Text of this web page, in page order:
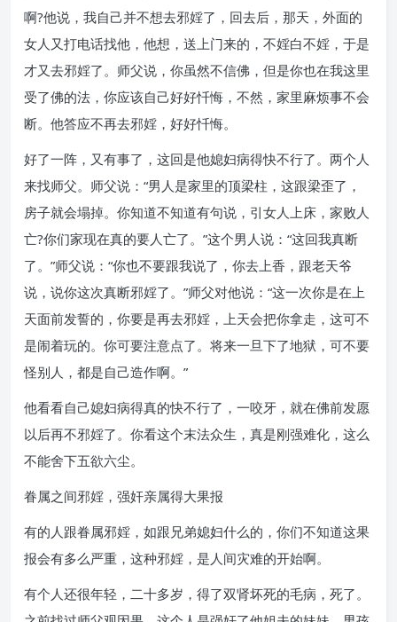
啊?他说，我自己并不想去邪婬了，回去后，那天，外面的
女人又打电话找他，他想，送上门来的，不婬白不婬，于是
才又去邪婬了。师父说，你虽然不信佛，但是你也在我这里
受了佛的法，你应该自己好好忏悔，不然，家里麻烦事不会
断。他答应不再去邪婬，好好忏悔。
好了一阵，又有事了，这回是他媳妇病得快不行了。两个人
来找师父。师父说：“男人是家里的顶梁柱，这跟梁歪了，
房子就会塌掉。你知道不知道有句说，引女人上床，家败人
亡?你们家现在真的要人亡了。”这个男人说：“这回我真断
了。”师父说：“你也不要跟我说了，你去上香，跟老天爷
说，说你这次真断邪婬了。”师父对他说：“这一次你是在上
天面前发誓的，你要是再去邪婬，上天会把你拿走，这可不
是闹着玩的。你可要注意点了。将来一旦下了地狱，可不要
怪别人，都是自己造作啊。”
他看看自己媳妇病得真的快不行了，一咬牙，就在佛前发愿
以后再不邪婬了。你看这个末法众生，真是刚强难化，这么
不能舍下五欲六尘。
眷属之间邪婬，强奸亲属得大果报
有的人跟眷属邪婬，如跟兄弟媳妇什么的，你们不知道这果
报会有多么严重，这种邪婬，是人间灾难的开始啊。
有个人还很年轻，二十多岁，得了双肾坏死的毛病，死了。